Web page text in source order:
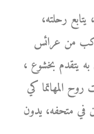
رحلته،
من عرائس
به يتقدم بخشوع ،
المهاتما كي
في متحفه، يدون